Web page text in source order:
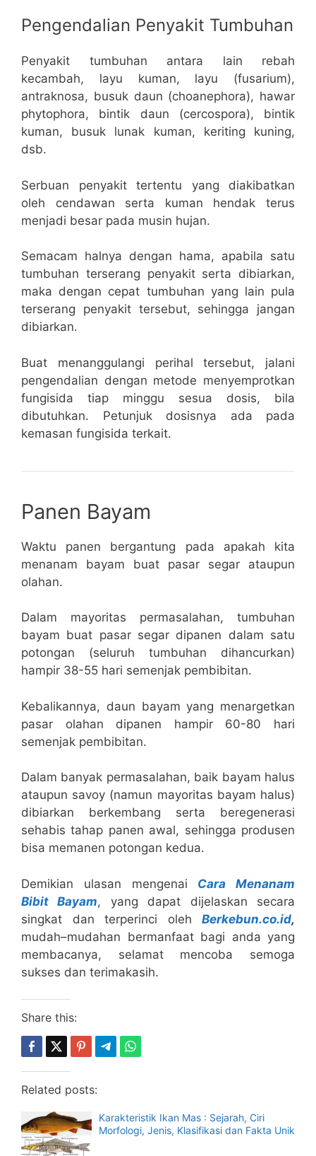
Pengendalian Penyakit Tumbuhan
Penyakit tumbuhan antara lain rebah
kecambah, layu kuman, layu (fusarium),
antraknosa, busuk daun (choanephora), hawar
phytophora, bintik daun (cercospora), bintik
kuman, busuk lunak kuman, keriting kuning,
dsb.
Serbuan penyakit tertentu yang diakibatkan
oleh cendawan serta kuman hendak terus
menjadi besar pada musin hujan.
Semacam halnya dengan hama, apabila satu
tumbuhan terserang penyakit serta dibiarkan,
maka dengan cepat tumbuhan yang lain pula
terserang penyakit tersebut, sehingga jangan
dibiarkan.
Buat menanggulangi perihal tersebut, jalani
pengendalian dengan metode menyemprotkan
fungisida tiap minggu sesua dosis, bila
dibutuhkan. Petunjuk dosisnya ada pada
kemasan fungisida terkait.
Panen Bayam
Waktu panen bergantung pada apakah kita
menanam bayam buat pasar segar ataupun
olahan.
Dalam mayoritas permasalahan, tumbuhan
bayam buat pasar segar dipanen dalam satu
potongan (seluruh tumbuhan dihancurkan)
hampir 38-55 hari semenjak pembibitan.
Kebalikannya, daun bayam yang menargetkan
pasar olahan dipanen hampir 60-80 hari
semenjak pembibitan.
Dalam banyak permasalahan, baik bayam halus
ataupun savoy (namun mayoritas bayam halus)
dibiarkan berkembang serta beregenerasi
sehabis tahap panen awal, sehingga produsen
bisa memanen potongan kedua.
Demikian ulasan mengenai Cara Menanam
Bibit Bayam, yang dapat dijelaskan secara
singkat dan terperinci oleh Berkebun.co.id,
mudah–mudahan bermanfaat bagi anda yang
membacanya, selamat mencoba semoga
sukses dan terimakasih.
Share this:
Related posts:
Karakteristik Ikan Mas : Sejarah, Ciri
Morfologi, Jenis, Klasifikasi dan Fakta Unik